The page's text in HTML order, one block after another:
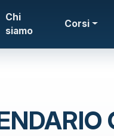
Chi
siamo
Corsi